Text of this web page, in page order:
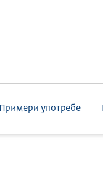
Примери употребе